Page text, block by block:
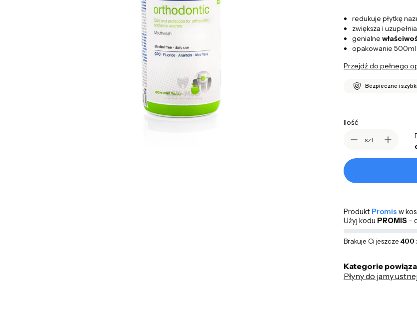
redukuje płytkę
zwiększa i
genialne
opakowanie 500ml
Przejdź do pełnego
Bezpieczne i
Ilość
szt.
Produkt Promis w
Użyj kodu PROMIS –
Brakuje Ci jeszcze 400
Kategorie
Płyny do jamy